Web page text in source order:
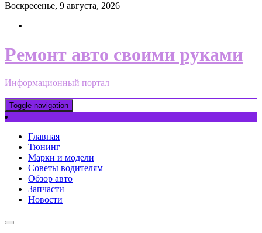
Воскресенье, 9 августа, 2026
Ремонт авто своими руками
Информационный портал
Toggle navigation
Главная
Тюнинг
Марки и модели
Советы водителям
Обзор авто
Запчасти
Новости